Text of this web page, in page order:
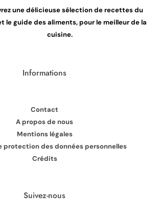
une délicieuse sélection de recettes du
le guide des aliments, pour le meilleur de la
cuisine.
Informations
Contact
A propos de nous
Mentions légales
protection des données personnelles
Crédits
Suivez-nous